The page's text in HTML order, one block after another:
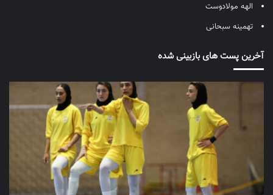
الهه مولادوست
تهمینه سبحانی
آخرین پست های بازبینی شده